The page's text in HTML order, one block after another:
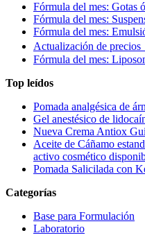
Fórmula del mes: Gotas
Fórmula del mes:
Fórmula del mes:
Actualización de
Fórmula del mes:
Top leídos
Pomada analgésica de
Gel anestésico de
Nueva Crema Antiox
Aceite de Cáñamo
activo cosmético
Pomada Salicilada con
Categorías
Base para Formulación
Laboratorio